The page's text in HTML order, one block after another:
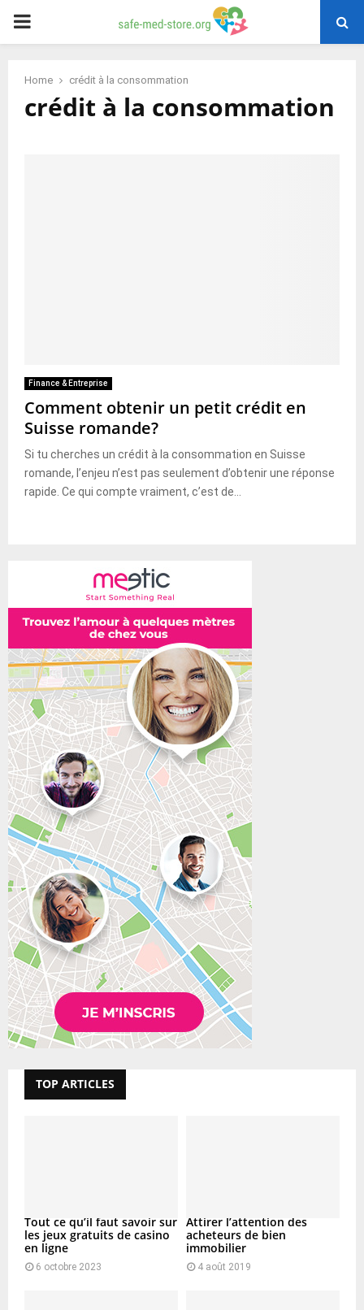
PRIMARY
Home crédit à la consommation
crédit à la consommation
Finance & Entreprise
Comment obtenir un petit crédit en
Suisse romande?
Si tu cherches un crédit à la consommation en Suisse
romande, l’enjeu n’est pas seulement d’obtenir une réponse
rapide. Ce qui compte vraiment, c’est de...
TOP ARTICLES
Tout ce qu’il faut savoir sur
les jeux gratuits de casino
en ligne
6 octobre 2023
Attirer l’attention des
acheteurs de bien
immobilier
4 août 2019